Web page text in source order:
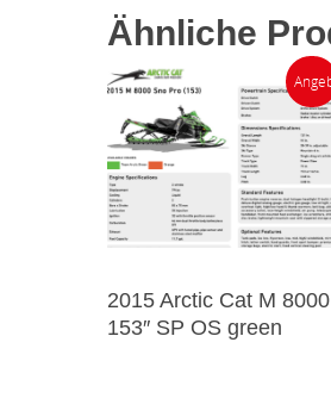
Ähnliche
2015 Arctic Cat M 8000
153″ SP OS green